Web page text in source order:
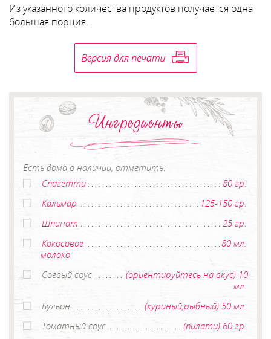
Из указанного количества продуктов получается одна
большая порция.
Ингредиенты
Есть дома в наличии, отметить:
Спагетти
80 гр.
Кальмар
125-150 гр.
Шпинат
25 гр.
Кокосовое
молоко
80 мл.
Соевый соус
(ориентируйтесь на вкус) 10
мл.
Бульон
(куриный,рыбный) 50 мл.
Томатный соус
(пилати) 60 гр.